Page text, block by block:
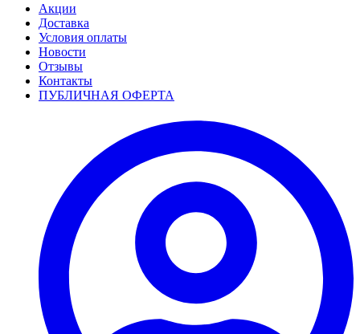
Акции
Доставка
Условия оплаты
Новости
Отзывы
Контакты
ПУБЛИЧНАЯ ОФЕРТА